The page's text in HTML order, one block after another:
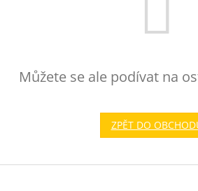
Můžete se ale podívat na
ZPĚT DO
Z